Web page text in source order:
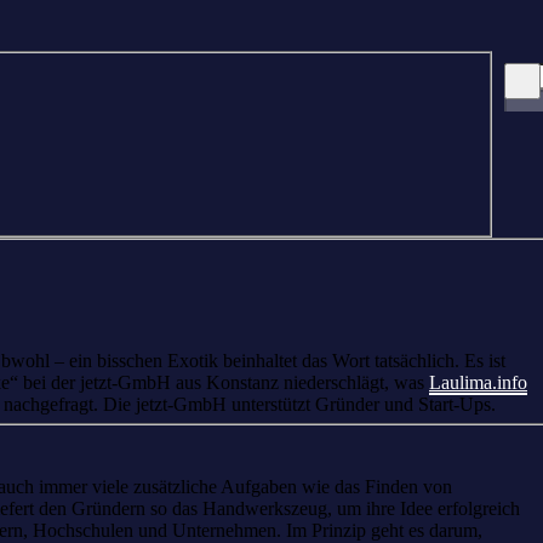
– ein bisschen Exotik beinhaltet das Wort tatsächlich. Es ist
bei der jetzt-GmbH aus Konstanz niederschlägt, was Laulima.info
Die jetzt-GmbH unterstützt Gründer und Start-Ups.
immer viele zusätzliche Aufgaben wie das Finden von
den Gründern so das Handwerkszeug, um ihre Idee erfolgreich
Hochschulen und Unternehmen. Im Prinzip geht es darum,